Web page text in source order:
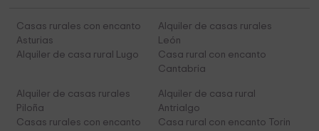
Casas rurales con encanto
Asturias
Alquiler de casas rurales
León
Alquiler de casa rural Lugo
Casa rural con encanto
Cantabria
Alquiler de casas rurales
Piloña
Alquiler de casa rural
Antrialgo
Casas rurales con encanto
Casa rural con encanto Torin